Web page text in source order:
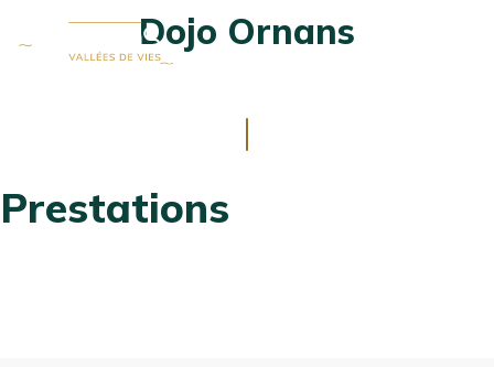
Dojo Ornans
Prestations